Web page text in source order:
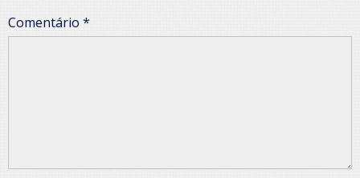
Comentário *